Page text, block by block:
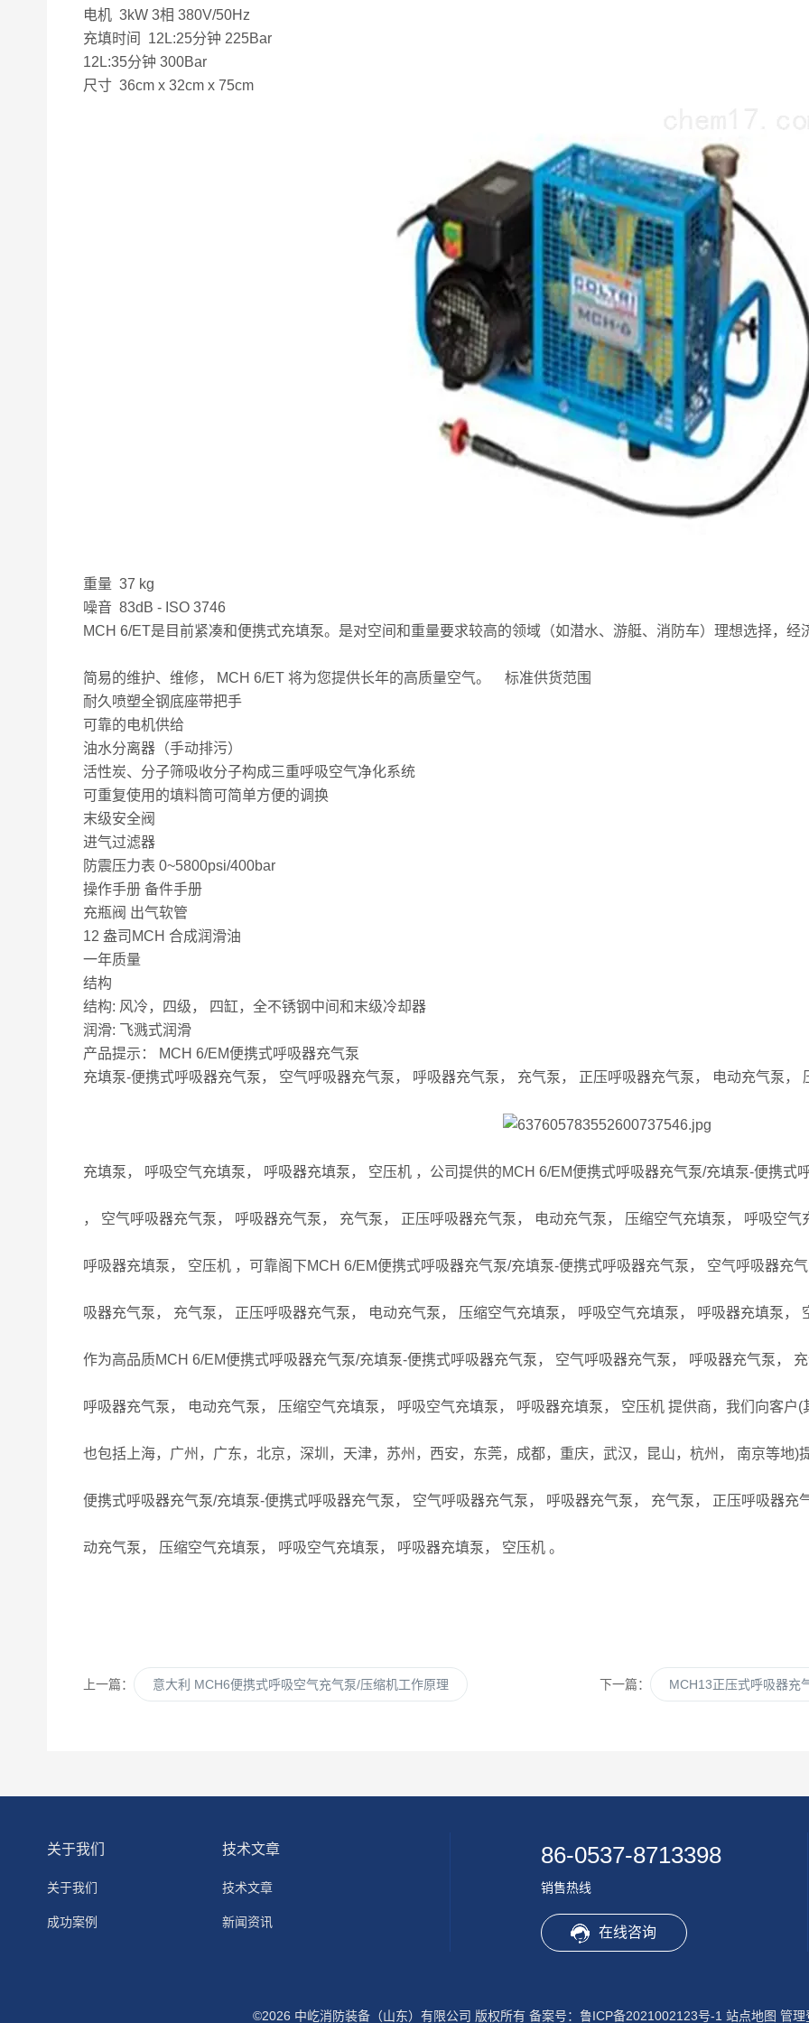
电机 3kW 3相 380V/50Hz
充填时间 12L:25分钟 225Bar
12L:35分钟 300Bar
尺寸 36cm x 32cm x 75cm
重量 37 kg
噪音 83dB - ISO 3746
MCH 6/ET是目前紧凑和便携式充填泵。是对空间和重量要求较高的领域（如潜水、游艇、消防车）理想选择，经
简易的维护、维修， MCH 6/ET 将为您提供长年的高质量空气。 标准供货范围
耐久喷塑全钢底座带把手
可靠的电机供给
油水分离器（手动排污）
活性炭、分子筛吸收分子构成三重呼吸空气净化系统
可重复使用的填料筒可简单方便的调换
末级安全阀
进气过滤器
防震压力表 0~5800psi/400bar
操作手册 备件手册
充瓶阀 出气软管
12 盎司MCH 合成润滑油
一年质量
结构
结构: 风冷，四级， 四缸，全不锈钢中间和末级冷却器
润滑: 飞溅式润滑
产品提示： MCH 6/EM便携式呼吸器充气泵
充填泵-便携式呼吸器充气泵， 空气呼吸器充气泵， 呼吸器充气泵， 充气泵， 正压呼吸器充气泵， 电动充气泵，
充填泵， 呼吸空气充填泵， 呼吸器充填泵， 空压机 ，公司提供的MCH 6/EM便携式呼吸器充气泵/充填泵-便携式
， 空气呼吸器充气泵， 呼吸器充气泵， 充气泵， 正压呼吸器充气泵， 电动充气泵， 压缩空气充填泵， 呼吸空气
呼吸器充填泵， 空压机 ，可靠阁下MCH 6/EM便携式呼吸器充气泵/充填泵-便携式呼吸器充气泵， 空气呼吸器充
吸器充气泵， 充气泵， 正压呼吸器充气泵， 电动充气泵， 压缩空气充填泵， 呼吸空气充填泵， 呼吸器充填泵，
作为高品质MCH 6/EM便携式呼吸器充气泵/充填泵-便携式呼吸器充气泵， 空气呼吸器充气泵， 呼吸器充气泵，
呼吸器充气泵， 电动充气泵， 压缩空气充填泵， 呼吸空气充填泵， 呼吸器充填泵， 空压机 提供商，我们向客户(
也包括上海，广州，广东，北京，深圳，天津，苏州，西安，东莞，成都，重庆，武汉，昆山，杭州， 南京等地)
便携式呼吸器充气泵/充填泵-便携式呼吸器充气泵， 空气呼吸器充气泵， 呼吸器充气泵， 充气泵， 正压呼吸器充
动充气泵， 压缩空气充填泵， 呼吸空气充填泵， 呼吸器充填泵， 空压机 。
上一篇： 意大利 MCH6便携式呼吸空气充气泵/压缩机工作原理 下一篇： MCH13正压式呼吸器充
关于我们
关于我们
成功案例
技术文章
技术文章
新闻资讯
86-0537-8713398
销售热线
在线咨询
©2026 中屹消防装备（山东）有限公司 版权所有 备案号：鲁ICP备2021002123号-1 站点地图 管理